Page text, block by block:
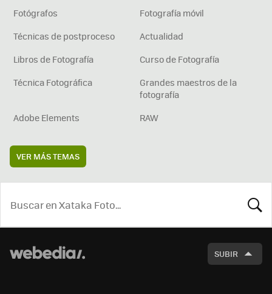
Fotógrafos
Fotografía móvil
Técnicas de postproceso
Actualidad
Libros de Fotografía
Curso de Fotografía
Técnica Fotográfica
Grandes maestros de la
fotografía
Adobe Elements
RAW
VER MÁS TEMAS
SUBIR